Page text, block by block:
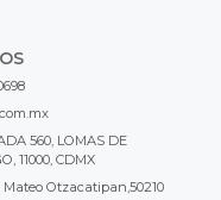
560, LOMAS DE
11000, CDMX
Otzacatipan,50210